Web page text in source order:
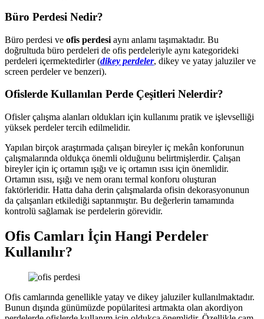
Büro Perdesi Nedir?
Büro perdesi ve ofis perdesi aynı anlamı taşımaktadır. Bu
doğrultuda büro perdeleri de ofis perdeleriyle aynı kategorideki
perdeleri içermektedirler (dikey perdeler, dikey ve yatay jaluziler ve
screen perdeler ve benzeri).
Ofislerde Kullanılan Perde Çeşitleri Nelerdir?
Ofisler çalışma alanları oldukları için kullanımı pratik ve işlevselliği
yüksek perdeler tercih edilmelidir.
Yapılan birçok araştırmada çalışan bireyler iç mekân konforunun
çalışmalarında oldukça önemli olduğunu belirtmişlerdir. Çalışan
bireyler için iç ortamın ışığı ve iç ortamın ısısı için önemlidir.
Ortamın ısısı, ışığı ve nem oranı termal konforu oluşturan
faktörleridir. Hatta daha derin çalışmalarda ofisin dekorasyonunun
da çalışanları etkilediği saptanmıştır. Bu değerlerin tamamında
kontrolü sağlamak ise perdelerin görevidir.
Ofis Camları İçin Hangi Perdeler
Kullanılır?
Ofis camlarında genellikle yatay ve dikey jaluziler kullanılmaktadır.
Bunun dışında günümüzde popülaritesi artmakta olan akordiyon